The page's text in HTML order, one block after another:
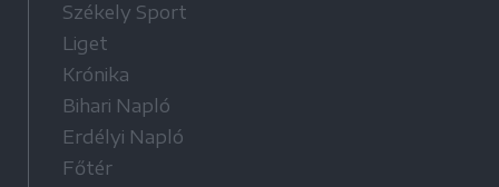
Székely Sport
Liget
Krónika
Bihari Napló
Erdélyi Napló
Főtér